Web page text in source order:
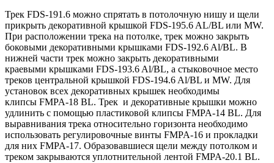
Трек FDS-191.6 можно спрятать в потолочную нишу и щели
прикрыть декоративной крышкой FDS-195.6 AL/BL или MW.
При расположении трека на потолке, трек можно закрыть
боковыми декоративными крышками FDS-192.6 Al/BL. В
нижней части трек можно закрыть декоративными
краевыми крышками FDS-193.6 Al/BL, а стыковочное место
треков центральной крышкой FDS-194.6 Al/BL и MW. Для
установок всех декоративных крышек необходимы
клипсы FMPA-18 BL. Трек и декоративные крышки можно
удлинить с помощью пластиковой клипсы FMPA-14 BL. Для
выравнивания трека относительно горизонта необходимо
использовать регулировочные винты FMPA-16 и прокладки
для них FMPA-17. Образовавшиеся щели между потолком и
треком закрываются уплотнительной лентой FMPA-20.1 BL.